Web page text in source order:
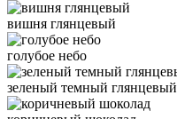
вишня глянцевый
голубое небо
зеленый темный глянцевый